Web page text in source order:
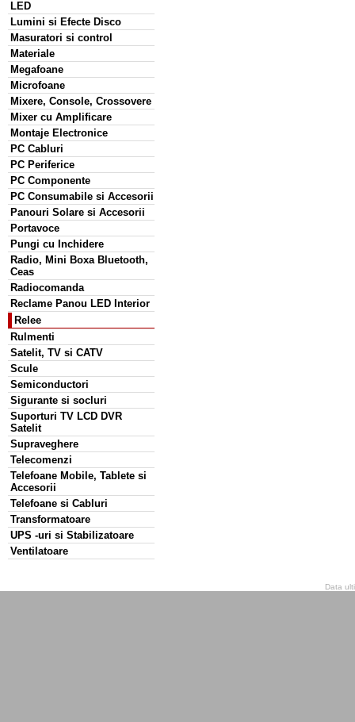
LED
Lumini si Efecte Disco
Masuratori si control
Materiale
Megafoane
Microfoane
Mixere, Console, Crossovere
Mixer cu Amplificare
Montaje Electronice
PC Cabluri
PC Periferice
PC Componente
PC Consumabile si Accesorii
Panouri Solare si Accesorii
Portavoce
Pungi cu Inchidere
Radio, Mini Boxa Bluetooth,
Ceas
Radiocomanda
Reclame Panou LED Interior
Relee
Rulmenti
Satelit, TV si CATV
Scule
Semiconductori
Sigurante si socluri
Suporturi TV LCD DVR
Satelit
Supraveghere
Telecomenzi
Telefoane Mobile, Tablete si
Accesorii
Telefoane si Cabluri
Transformatoare
UPS -uri si Stabilizatoare
Ventilatoare
Data